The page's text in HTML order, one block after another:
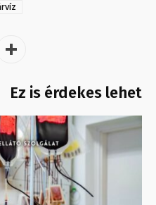
Ez is érdekes lehet